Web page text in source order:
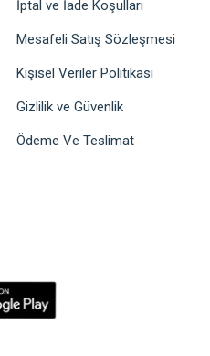
İptal ve İade Koşulları
Mesafeli Satış Sözleşmesi
Kişisel Veriler Politikası
Gizlilik ve Güvenlik
Ödeme Ve Teslimat